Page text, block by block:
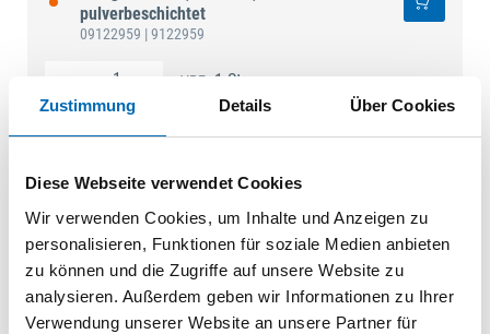
Zustimmung Details Über Cookies
Diese Webseite verwendet Cookies
Wir verwenden Cookies, um Inhalte und Anzeigen zu
personalisieren, Funktionen für soziale Medien anbieten
zu können und die Zugriffe auf unsere Website zu
analysieren. Außerdem geben wir Informationen zu Ihrer
Verwendung unserer Website an unsere Partner für
pulverbeschichtet
09122959 | 9122959
VPE 1 St.
Schubkasten-
pulverbeschichtet
VPE 1 St.
Schubkasten-
Designelement,ArciTech,9122971,NL650mm,Stahl